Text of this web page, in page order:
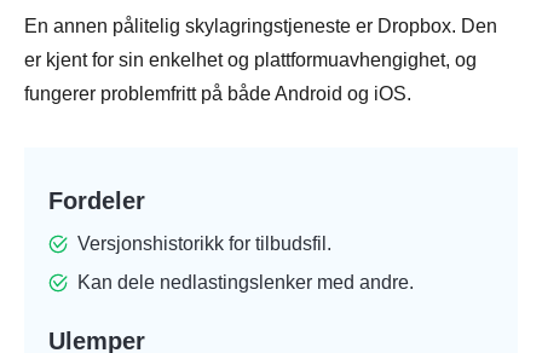
En annen pålitelig skylagringstjeneste er Dropbox. Den
er kjent for sin enkelhet og plattformuavhengighet, og
fungerer problemfritt på både Android og iOS.
Fordeler
Versjonshistorikk for tilbudsfil.
Kan dele nedlastingslenker med andre.
Ulemper